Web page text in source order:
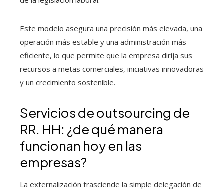
Este modelo asegura una precisión más elevada, una
operación más estable y una administración más
eficiente, lo que permite que la empresa dirija sus
recursos a metas comerciales, iniciativas innovadoras
y un crecimiento sostenible.
Servicios de outsourcing de
RR. HH: ¿de qué manera
funcionan hoy en las
empresas?
La externalización trasciende la simple delegación de